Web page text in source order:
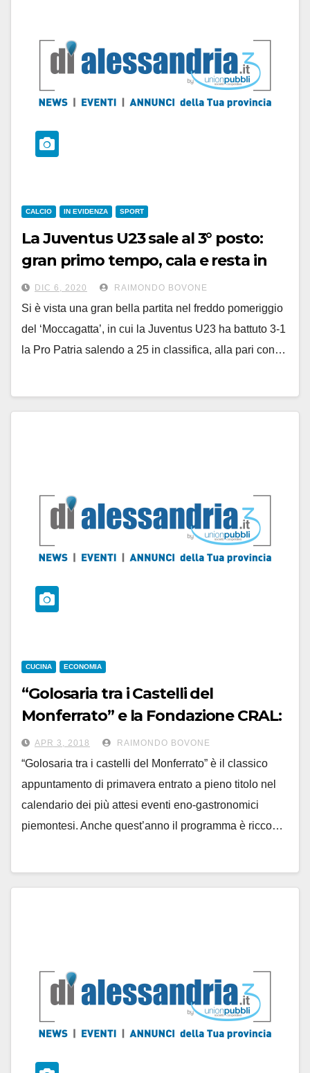
CALCIO IN EVIDENZA SPORT
La Juventus U23 sale al 3° posto:
gran primo tempo, cala e resta in
10. La Pro Patria, battuta 3-1,
recrimina
DIC 6, 2020 RAIMONDO BOVONE
Si è vista una gran bella partita nel freddo pomeriggio
del ‘Moccagatta’, in cui la Juventus U23 ha battuto 3-1
la Pro Patria salendo a 25 in classifica, alla pari con…
CUCINA ECONOMIA
“Golosaria tra i Castelli del
Monferrato” e la Fondazione CRAL:
una sinergia che dura da 12 anni
APR 3, 2018 RAIMONDO BOVONE
“Golosaria tra i castelli del Monferrato” è il classico
appuntamento di primavera entrato a pieno titolo nel
calendario dei più attesi eventi eno-gastronomici
piemontesi. Anche quest’anno il programma è ricco…